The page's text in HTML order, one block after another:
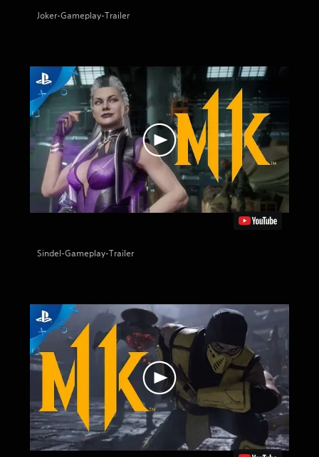
Joker-Gameplay-Trailer
Sindel-Gameplay-Trailer